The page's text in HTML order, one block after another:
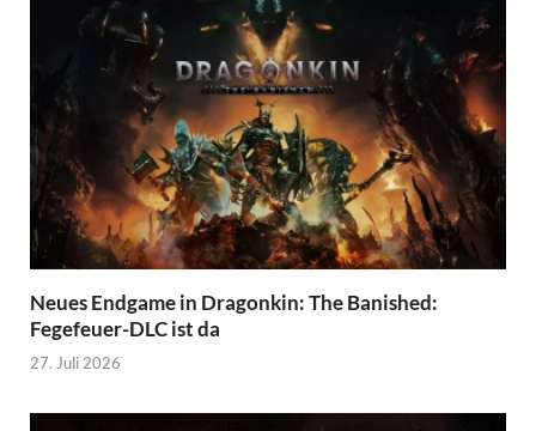
Neues Endgame in Dragonkin: The Banished:
Fegefeuer-DLC ist da
27. Juli 2026